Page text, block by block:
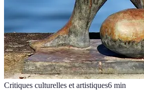
Critiques culturelles et artistiques6 min